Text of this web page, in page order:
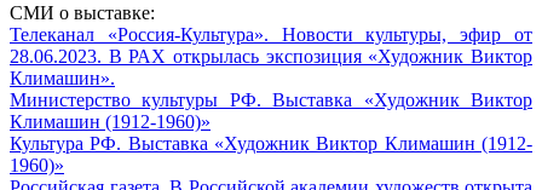
СМИ о выставке:
Телеканал «Россия-Культура». Новости культуры, эфир от
28.06.2023. В РАХ открылась экспозиция «Художник Виктор
Климашин».
Министерство культуры РФ. Выставка «Художник Виктор
Климашин (1912-1960)»
Культура РФ. Выставка «Художник Виктор Климашин (1912-
1960)»